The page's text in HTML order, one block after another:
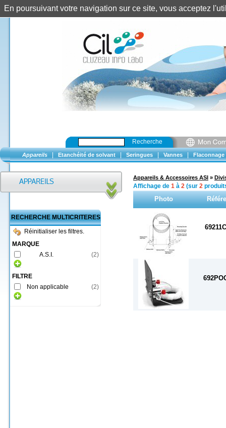
Recherche
Appareils Etanchéité de solvant Seringues Vannes Flaconnage
RECHERCHE MULTICRITERES
Réinitialiser les filtres.
MARQUE
A.S.I.
(2)
FILTRE
Non applicable
(2)
Appareils & Accessoires ASI »
Affichage de 1 à 2 (sur 2
Photo
En poursuivant votre navigation sur ce site, vous acceptez